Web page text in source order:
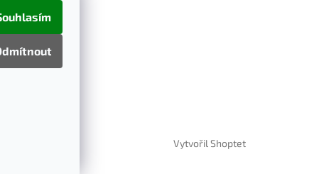
Vytvořil Shoptet